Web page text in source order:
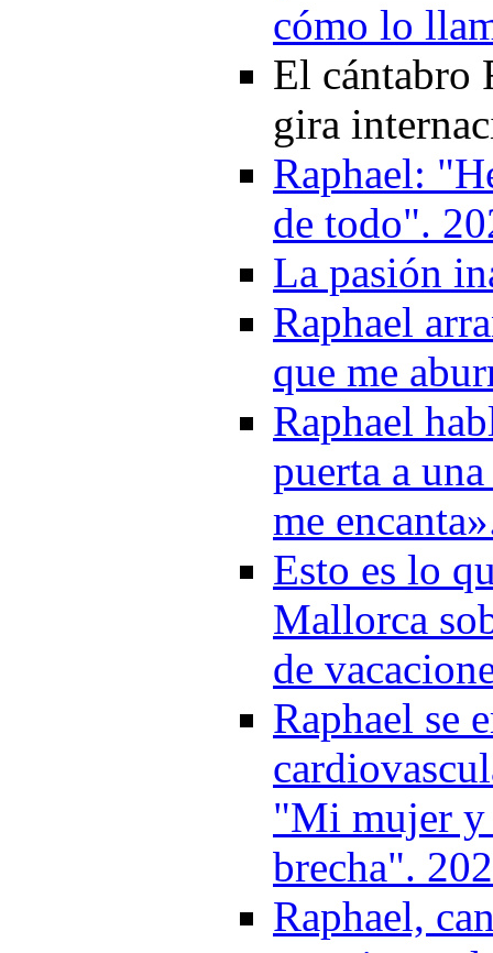
cómo lo
El cántabro
gira
Raphael:
de todo".
La pasión
Raphael
que me
Raphael
puerta a
me
Esto es lo
Mallorca
de
Raphael se
"Mi mujer y
brecha".
Raphael,